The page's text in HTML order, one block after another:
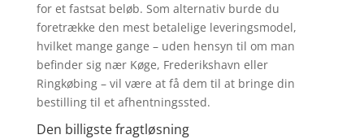
for et fastsat beløb. Som alternativ burde du
foretrække den mest betalelige leveringsmodel,
hvilket mange gange – uden hensyn til om man
befinder sig nær Køge, Frederikshavn eller
Ringkøbing – vil være at få dem til at bringe din
bestilling til et afhentningssted.
Den billigste fragtløsning